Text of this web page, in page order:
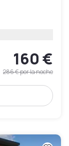
160 €
286 €por la noche